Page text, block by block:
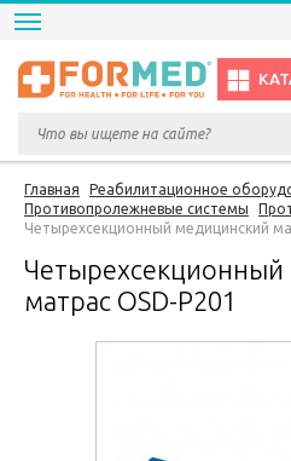
Главная
Реабилитационное
Противопролежневые системы
Четырехсекционный медицинский
матрас OSD-P201